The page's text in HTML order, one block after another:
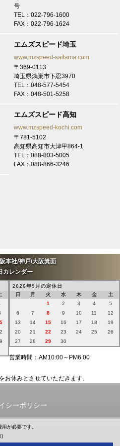
が必要です。
)
うございます！
ございます！
ざいます！
き有難うございます！
ざいます！
うございます！
約頂き有難うございます！
有難うございます！
号
TEL：022-796-1600
FAX：022-796-1624
エムズスピード埼玉
www.mzspeed-saitama.com
〒369-0113
埼玉県鴻巣市下忍3970
TEL：048-577-5454
FAX：048-501-5258
エムズスピード高知
www.mzspeed-kochi.com
〒781-5102
高知県高知市大津甲864-1
TEL：088-803-5005
FAX：088-866-3246
本社/神戸/大阪箕面
カレンダー
2026年9月の定休日
日
月 火 水 木 金
土
1
2 3 4
5
6
7 8 9 10 11
12
13
14 15 16 17 18
19
20
21 22 23 24 25
26
27
28 29 30
営業時間：AM10:00～PM6:00
お休みとさせていただきます。
シーポリシー
All Rights Reserved.